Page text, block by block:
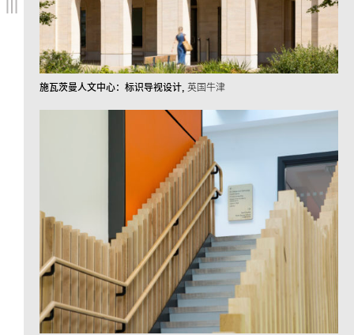
施瓦茨曼人文中心：标识导视设计 英国牛津